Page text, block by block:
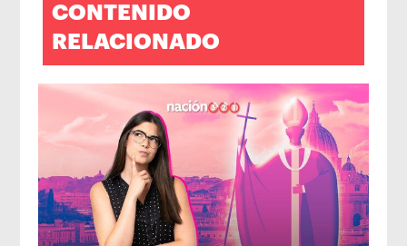
CONTENIDO
RELACIONADO